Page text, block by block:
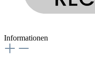
Informationen